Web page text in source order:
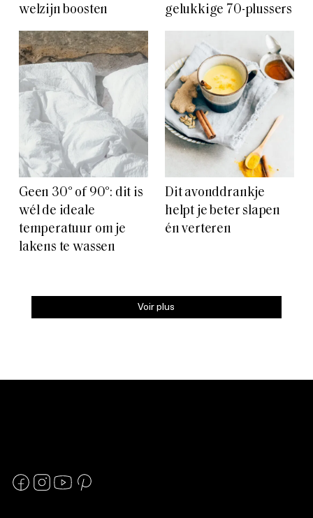
welzijn boosten
gelukkige 70-plussers
Geen 30° of 90°: dit is
wél de ideale
temperatuur om je
lakens te wassen
Dit avonddrankje
helpt je beter slapen
én verteren
Voir plus